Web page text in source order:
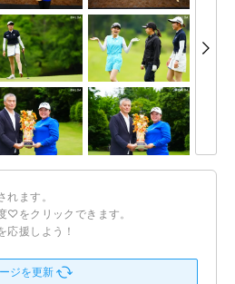
れます。
♡をクリックできます。
応援しよう！
ジを更新